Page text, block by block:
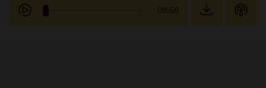
PROGRAMM 08:58